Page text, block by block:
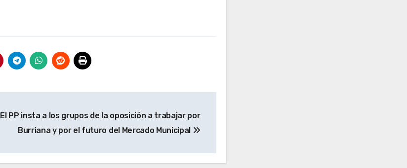
El PP insta a los grupos de la oposición a trabajar por
Burriana y por el futuro del Mercado Municipal